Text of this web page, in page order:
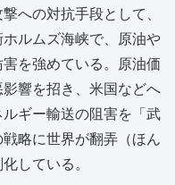
への対抗手段として、
ルムズ海峡で、原油や
を強めている。原油価
響を招き、米国などへ
ギー輸送の阻害を「武
略に世界が翻弄（ほん
している。